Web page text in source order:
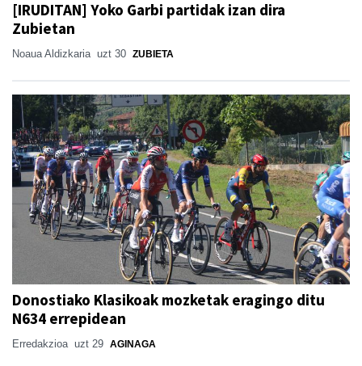
[IRUDITAN] Yoko Garbi partidak izan dira
Zubietan
Noaua Aldizkaria uzt 30 ZUBIETA
Donostiako Klasikoak mozketak eragingo ditu
N634 errepidean
Erredakzioa uzt 29 AGINAGA